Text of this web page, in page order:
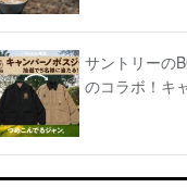
サントリーの
のコラボ！キ